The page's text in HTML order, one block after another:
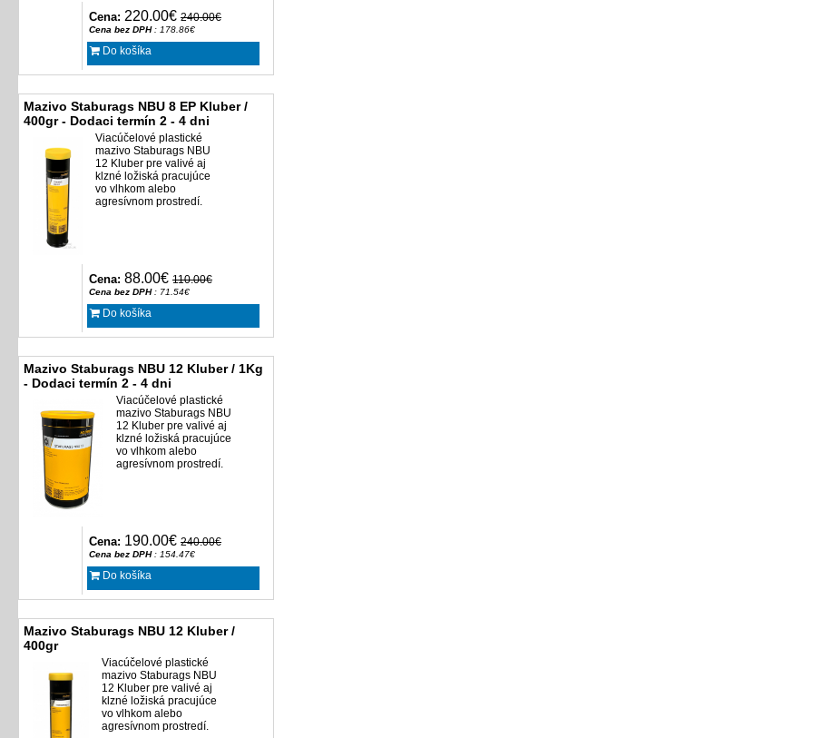
Cena: 220.00€ 240.00€
Cena bez DPH: 178.86€
Do košíka
Mazivo Staburags NBU 8 EP Kluber /
400gr - Dodaci termín 2 - 4 dni
Viacúčelové plastické
mazivo Staburags NBU
12 Kluber pre valivé aj
klzné ložiská pracujúce
vo vlhkom alebo
agresívnom prostredí.
Cena: 88.00€ 110.00€
Cena bez DPH: 71.54€
Do košíka
Mazivo Staburags NBU 12 Kluber / 1Kg
- Dodaci termín 2 - 4 dni
Viacúčelové plastické
mazivo Staburags NBU
12 Kluber pre valivé aj
klzné ložiská pracujúce
vo vlhkom alebo
agresívnom prostredí.
Cena: 190.00€ 240.00€
Cena bez DPH: 154.47€
Do košíka
Mazivo Staburags NBU 12 Kluber /
400gr
Viacúčelové plastické
mazivo Staburags NBU
12 Kluber pre valivé aj
klzné ložiská pracujúce
vo vlhkom alebo
agresívnom prostredí.